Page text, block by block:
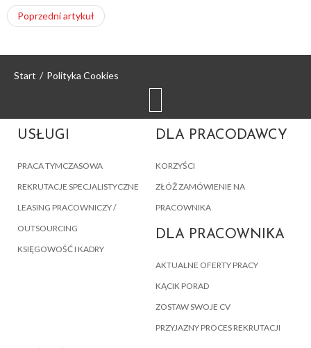
Poprzedni artykuł
Start / Polityka Cookies
USŁUGI
PRACA TYMCZASOWA
REKRUTACJE SPECJALISTYCZNE
LEASING PRACOWNICZY /
OUTSOURCING
KSIĘGOWOŚĆ I KADRY
DLA PRACODAWCY
KORZYŚCI
ZŁÓŻ ZAMÓWIENIE NA
PRACOWNIKA
DLA PRACOWNIKA
AKTUALNE OFERTY PRACY
KĄCIK PORAD
ZOSTAW SWOJE CV
PRZYJAZNY PROCES REKRUTACJI